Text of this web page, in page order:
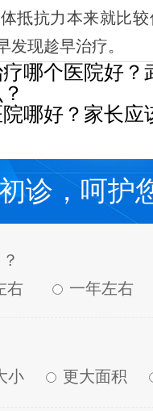
抵抗力本来就比
发现趁早治疗。
哪个医院好？
哪好？家长应
诊，呵护
右 一年左右
小 更大面积